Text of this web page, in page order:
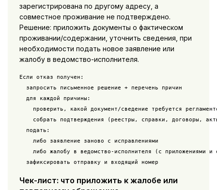
зарегистрирована по другому адресу, а
совместное проживание не подтверждено.
Решение: приложить документы о фактическом
проживании/содержании, уточнить сведения, при
необходимости подать новое заявление или
жалобу в ведомство-исполнителя.
Если отказ получен:
  запросить письменное решение + перечень причин
  для каждой причины:
проверить, какой документ/сведение требуется
собрать подтверждения (реестры, справки, договоры,
  подать:
    либо заявление заново с исправлениями
либо жалобу в ведомство-исполнителя (с приложениями и
Чек-лист: что приложить к жалобе или